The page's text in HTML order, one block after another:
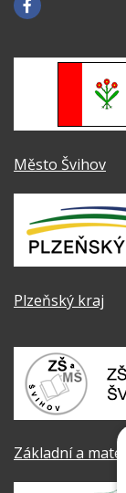
Město Švihov
Plzeňský kraj
Základní a